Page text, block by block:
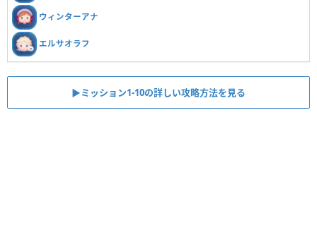
ウィンターアナ
エルサオラフ
▶︎ミッション1-10の詳しい攻略方法を見る